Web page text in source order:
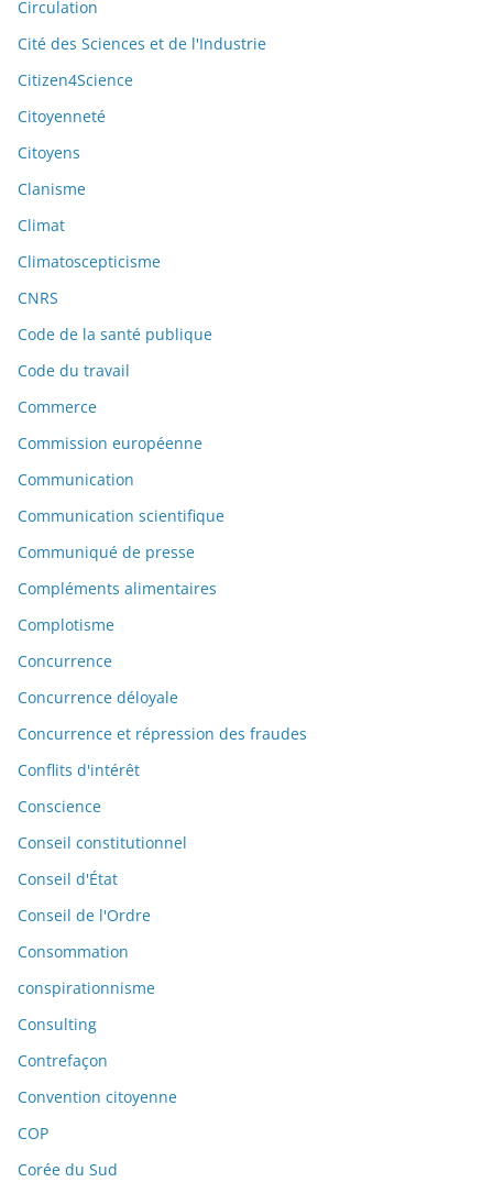
Circulation
Cité des Sciences et de l'Industrie
Citizen4Science
Citoyenneté
Citoyens
Clanisme
Climat
Climatoscepticisme
CNRS
Code de la santé publique
Code du travail
Commerce
Commission européenne
Communication
Communication scientifique
Communiqué de presse
Compléments alimentaires
Complotisme
Concurrence
Concurrence déloyale
Concurrence et répression des fraudes
Conflits d'intérêt
Conscience
Conseil constitutionnel
Conseil d'État
Conseil de l'Ordre
Consommation
conspirationnisme
Consulting
Contrefaçon
Convention citoyenne
COP
Corée du Sud